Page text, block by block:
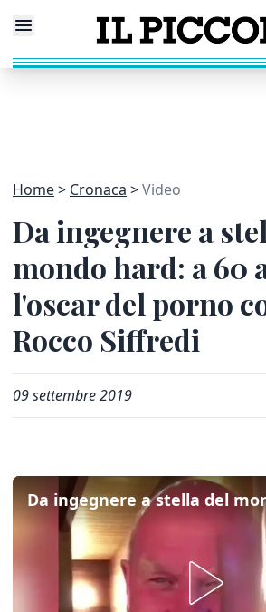
Home Cronaca Video
Da ingegnere a
mondo hard: a 60
l'oscar del porno
Rocco Siffredi
09 settembre 2019